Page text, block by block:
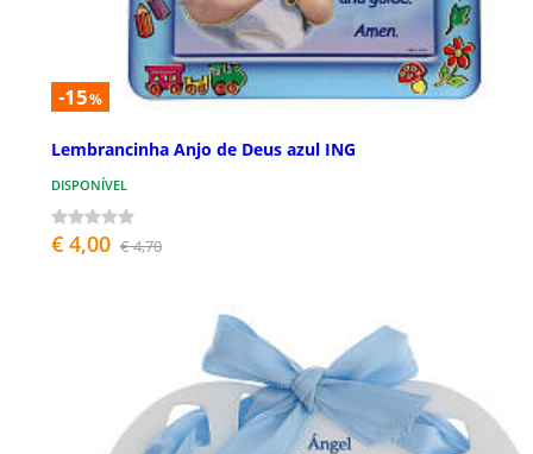
-15%
Lembrancinha Anjo de Deus azul ING
DISPONÍVEL
€ 4,00 € 4,70